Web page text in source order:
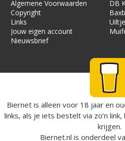
Algemene Voorwaarden
Copyright
Links
Jouw eigen account
Nieuwsbrief
DB
the
Biernet is alleen voor 18 jaar en
links, als je iets bestelt via zo’n
krijgen.
Biernet.nl is onderdeel